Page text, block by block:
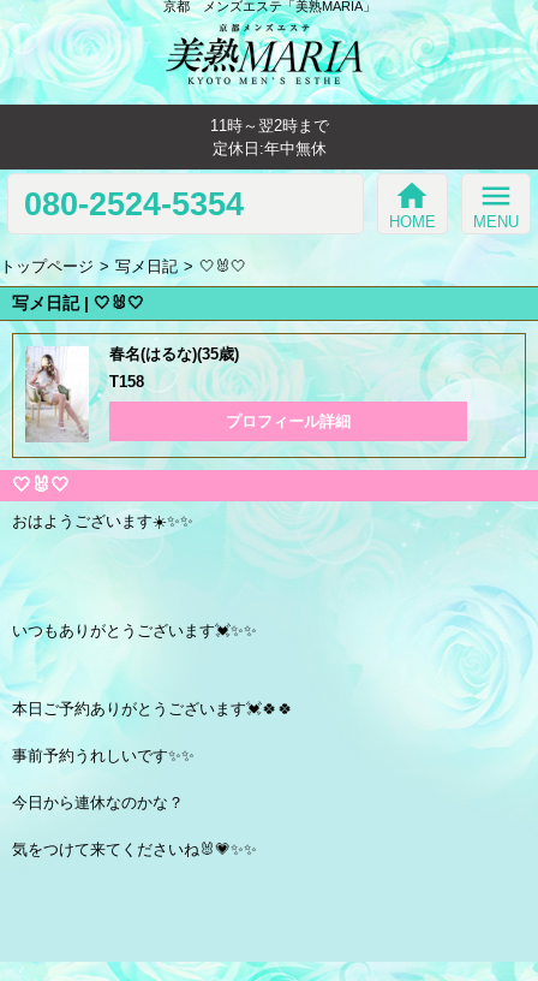
京都 メンズエステ「美熟MARIA」
11時～翌2時まで
定休日:年中無休
080-2524-5354 home
HOME
menu
MENU
トップページ 写メ日記 🤍🐰🤍
写メ日記 | 🤍🐰🤍
春名(はるな)(35歳)
T158
プロフィール詳細
🤍🐰🤍
おはようございます☀️✨✨
いつもありがとうございます💓✨✨
本日ご予約ありがとうございます💓🍀🍀
事前予約うれしいです✨✨
今日から連休なのかな？
気をつけて来てくださいね🐰💗✨✨